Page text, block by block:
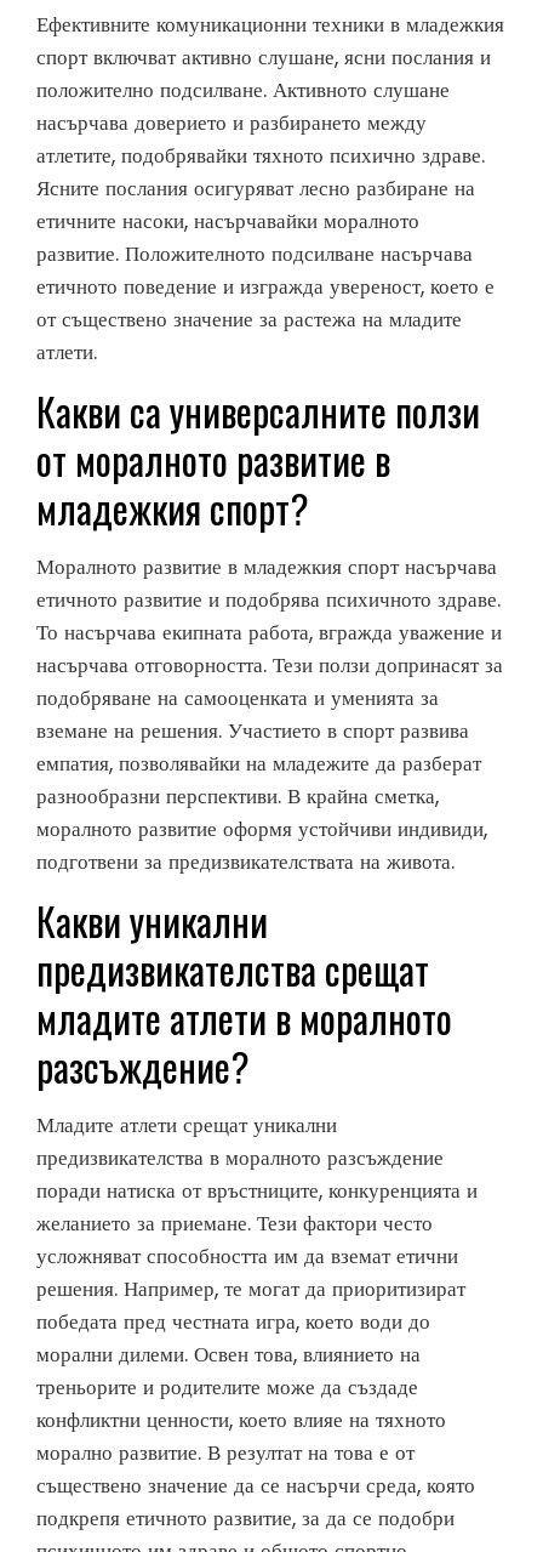
Ефективните комуникационни техники в младежкия
спорт включват активно слушане, ясни послания и
положително подсилване. Активното слушане
насърчава доверието и разбирането между
атлетите, подобрявайки тяхното психично здраве.
Ясните послания осигуряват лесно разбиране на
етичните насоки, насърчавайки моралното
развитие. Положителното подсилване насърчава
етичното поведение и изгражда увереност, което е
от съществено значение за растежа на младите
атлети.
Какви са универсалните ползи
от моралното развитие в
младежкия спорт?
Моралното развитие в младежкия спорт насърчава
етичното развитие и подобрява психичното здраве.
То насърчава екипната работа, вгражда уважение и
насърчава отговорността. Тези ползи допринасят за
подобряване на самооценката и уменията за
вземане на решения. Участието в спорт развива
емпатия, позволявайки на младежите да разберат
разнообразни перспективи. В крайна сметка,
моралното развитие оформя устойчиви индивиди,
подготвени за предизвикателствата на живота.
Какви уникални
предизвикателства срещат
младите атлети в моралното
разсъждение?
Младите атлети срещат уникални
предизвикателства в моралното разсъждение
поради натиска от връстниците, конкуренцията и
желанието за приемане. Тези фактори често
усложняват способността им да вземат етични
решения. Например, те могат да приоритизират
победата пред честната игра, което води до
морални дилеми. Освен това, влиянието на
треньорите и родителите може да създаде
конфликтни ценности, което влияе на тяхното
морално развитие. В резултат на това е от
съществено значение да се насърчи среда, която
подкрепя етичното развитие, за да се подобри